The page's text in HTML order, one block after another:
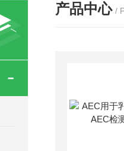
产品中心 /